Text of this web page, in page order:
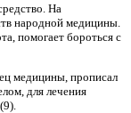
На
народной медицины.
помогает бороться с
медицины, прописал
для лечения